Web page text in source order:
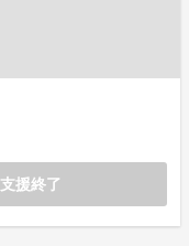
支援終了